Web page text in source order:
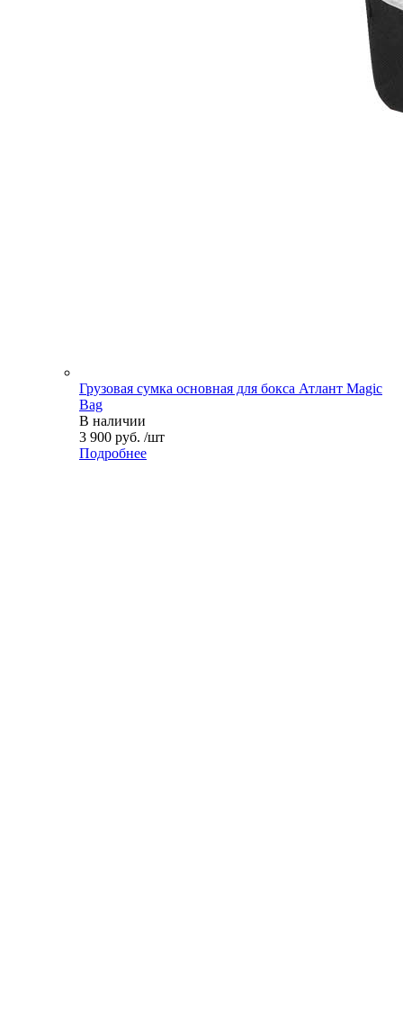
Грузовая сумка основная для бокса Атлант Magic
Bag
В наличии
3 900 руб. /шт
Подробнее